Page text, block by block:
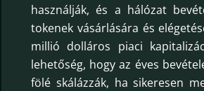
használják, és a hálózat
tokenek vásárlására és
millió dolláros piaci
lehetőség, hogy az éves
fölé skálázzák, ha sikeresen